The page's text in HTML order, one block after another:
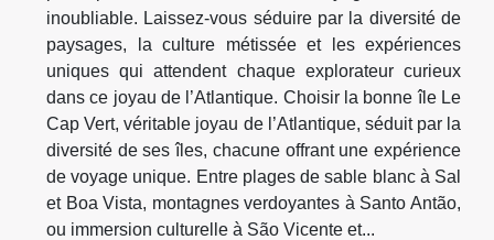
inoubliable. Laissez-vous séduire par la diversité de
paysages, la culture métissée et les expériences
uniques qui attendent chaque explorateur curieux
dans ce joyau de l’Atlantique. Choisir la bonne île Le
Cap Vert, véritable joyau de l’Atlantique, séduit par la
diversité de ses îles, chacune offrant une expérience
de voyage unique. Entre plages de sable blanc à Sal
et Boa Vista, montagnes verdoyantes à Santo Antão,
ou immersion culturelle à São Vicente et...